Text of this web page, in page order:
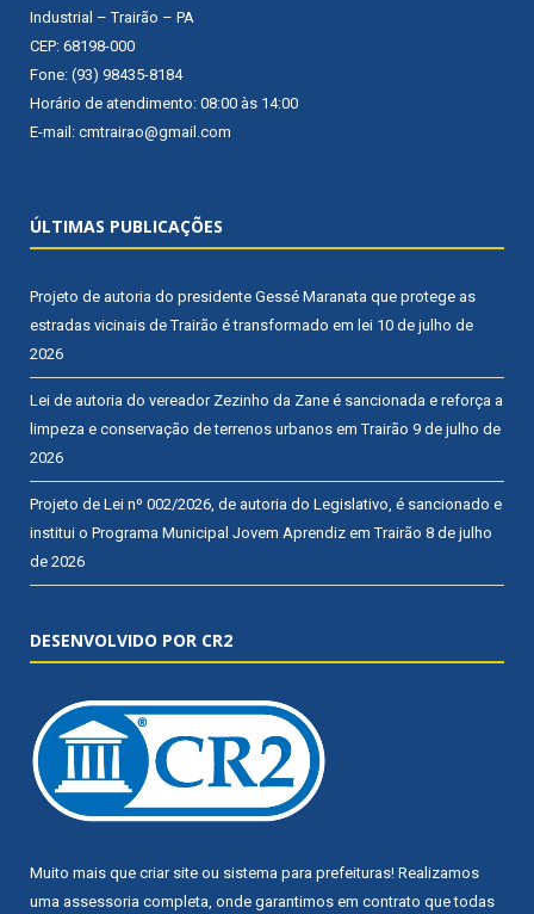
Industrial – Trairão – PA
CEP: 68198-000
Fone: (93) 98435-8184
Horário de atendimento: 08:00 às 14:00
E-mail: cmtrairao@gmail.com
ÚLTIMAS PUBLICAÇÕES
Projeto de autoria do presidente Gessé Maranata que protege as
estradas vicinais de Trairão é transformado em lei 10 de julho de
2026
Lei de autoria do vereador Zezinho da Zane é sancionada e reforça a
limpeza e conservação de terrenos urbanos em Trairão 9 de julho de
2026
Projeto de Lei nº 002/2026, de autoria do Legislativo, é sancionado e
institui o Programa Municipal Jovem Aprendiz em Trairão 8 de julho
de 2026
DESENVOLVIDO POR CR2
Muito mais que criar site ou sistema para prefeituras! Realizamos
uma assessoria completa, onde garantimos em contrato que todas